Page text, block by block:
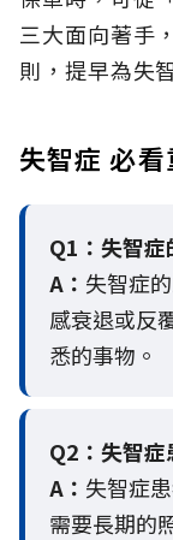
三大面向著手
則，提早為失
失智症 必
Q1：失智症
A： 失智症
感衰退或反
悉的事物。
Q2： 失智症
A： 失智症
需要長期的